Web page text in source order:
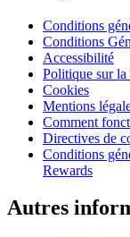
Conditions
Conditions
Accessibilité
Politique sur la
Cookies
Mentions
Comment
Directives de
Conditions
Rewards
Autres